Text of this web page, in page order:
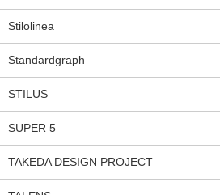
Stilolinea
Standardgraph
STILUS
SUPER 5
TAKEDA DESIGN PROJECT